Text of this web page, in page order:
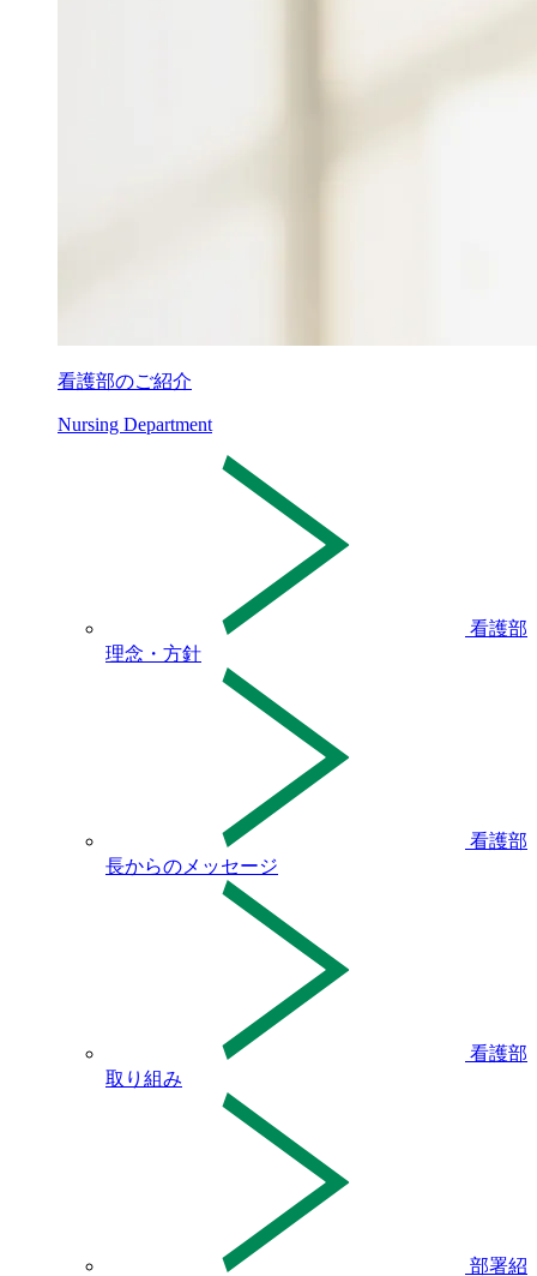
看護部のご紹介
Nursing Department
看護部
理念・方針
看護部
長からのメッセージ
看護部
取り組み
部署紹